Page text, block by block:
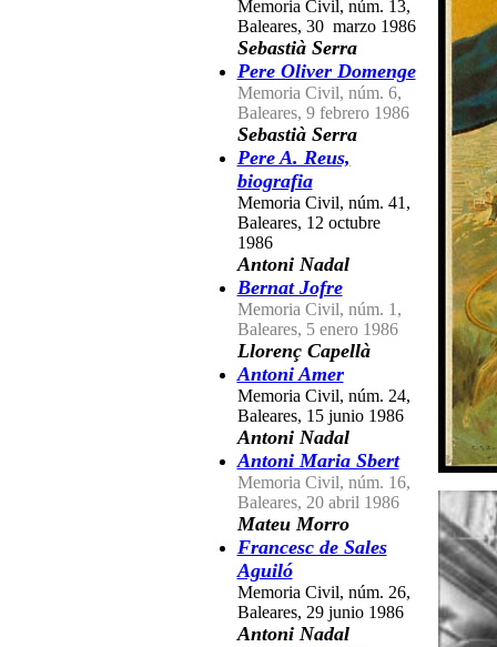
Memoria Civil, núm. 13,
Baleares, 30 marzo 1986
Sebastià Serra
Pere Oliver Domenge
Memoria Civil, núm. 6,
Baleares, 9 febrero 1986
Sebastià Serra
Pere A. Reus,
biografia
Memoria Civil, núm. 41,
Baleares, 12 octubre
1986
Antoni Nadal
Bernat Jofre
Memoria Civil, núm. 1,
Baleares, 5 enero 1986
Llorenç Capellà
Antoni Amer
Memoria Civil, núm. 24,
Baleares, 15 junio 1986
Antoni Nadal
Antoni Maria Sbert
Memoria Civil, núm. 16,
Baleares, 20 abril 1986
Mateu Morro
Francesc de Sales
Aguiló
Memoria Civil, núm. 26,
Baleares, 29 junio 1986
Antoni Nadal